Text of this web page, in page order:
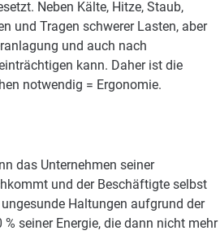
Neben Kälte, Hitze, Staub,
und Tragen schwerer Lasten, aber
und auch nach
kann. Daher ist die
notwendig = Ergonomie.
das Unternehmen seiner
und der Beschäftigte selbst
Haltungen aufgrund der
seiner Energie, die dann nicht mehr